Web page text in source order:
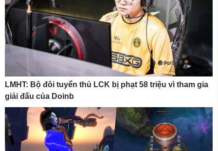
LMHT: Bộ đôi tuyển thủ LCK bị phạt 58 triệu vì tham gia
giải đấu của Doinb